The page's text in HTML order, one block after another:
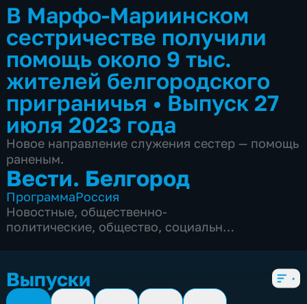
В Марфо-Мариинском
сестричестве получили
помощь около 9 тыс.
жителей белгородского
приграничья • Выпуск 27
июля 2023 года
Новое направление служения сестер — помощь
раненым.
Вести. Белгород
ПрограммаРоссия
Новостные, общественно-
политические, общество, социально-
Выпуски